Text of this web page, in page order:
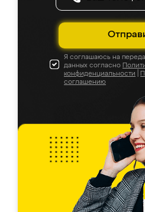
Я соглашаюсь на
данных согласно
конфиденциальности
соглашению